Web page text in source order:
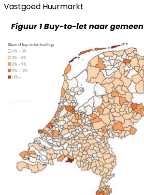
Vastgoed Huurmarkt
Figuur 1 Buy-to-let naar